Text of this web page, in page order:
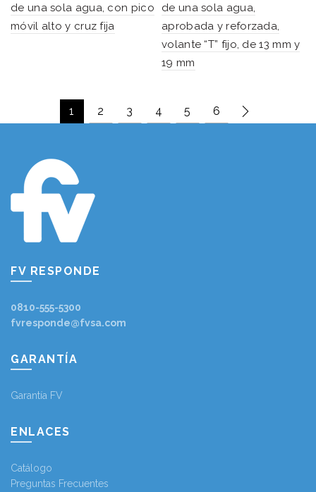
de una sola agua, con pico
móvil alto y cruz fija
de una sola agua,
aprobada y reforzada,
volante “T” fijo, de 13 mm y
19 mm
1 2 3 4 5 6
FV RESPONDE
0810-555-5300
fvresponde@fvsa.com
GARANTÍA
Garantía FV
ENLACES
Catálogo
Preguntas Frecuentes